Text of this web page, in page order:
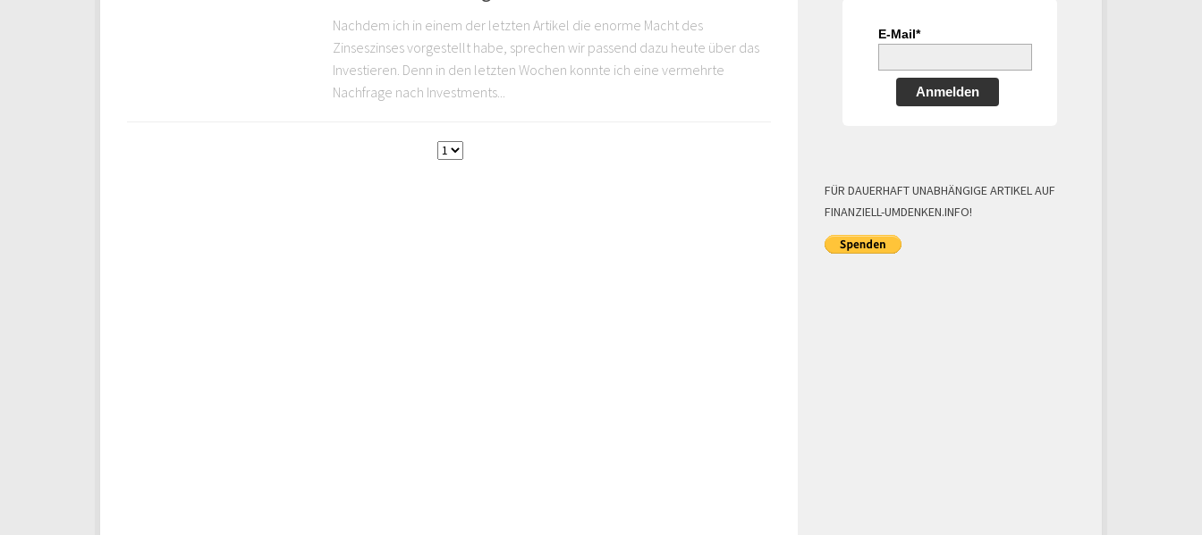
Nachdem ich in einem der letzten Artikel die enorme Macht des
Zinseszinses vorgestellt habe, sprechen wir passend dazu heute über das
Investieren. Denn in den letzten Wochen konnte ich eine vermehrte
Nachfrage nach Investments...
E-Mail*
Anmelden
FÜR DAUERHAFT UNABHÄNGIGE ARTIKEL AUF
FINANZIELL-UMDENKEN.INFO!